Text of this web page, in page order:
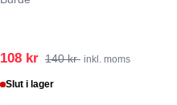
108 kr 140 kr inkl. moms
Slut i lager